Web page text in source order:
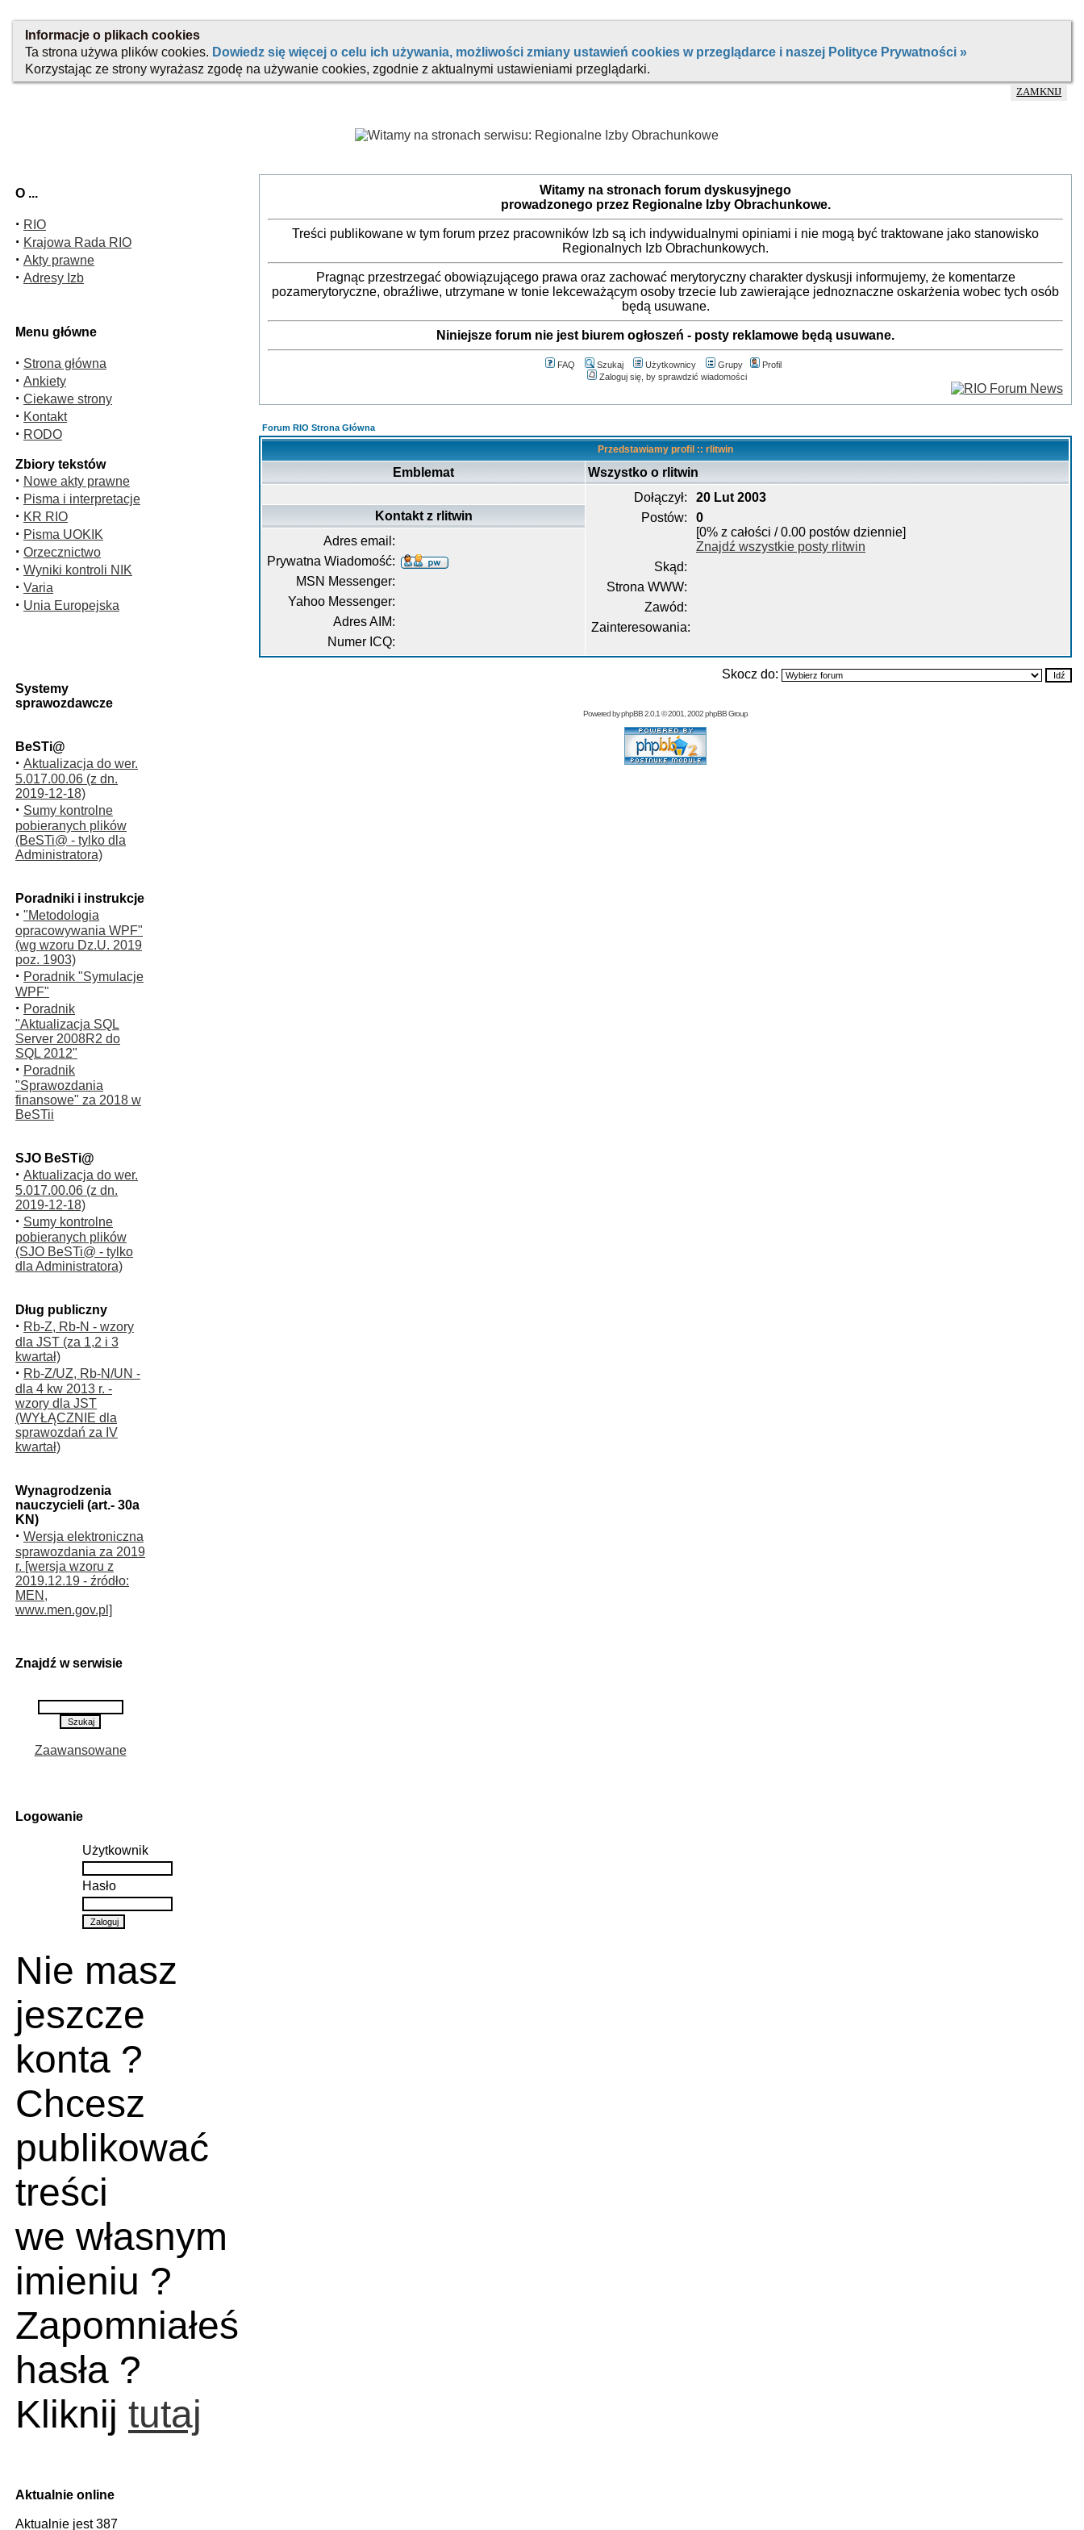
ZAMKNIJ
O ...
· RIO
· Krajowa Rada RIO
· Akty prawne
· Adresy Izb
Menu główne
· Strona główna
· Ankiety
· Ciekawe strony
· Kontakt
· RODO
Zbiory tekstów
· Nowe akty prawne
· Pisma i interpretacje
· KR RIO
· Pisma UOKIK
· Orzecznictwo
· Wyniki kontroli NIK
· Varia
· Unia Europejska
Systemy
sprawozdawcze
BeSTi@
· Aktualizacja do wer.
5.017.00.06 (z dn.
2019-12-18)
· Sumy kontrolne
pobieranych plików
(BeSTi@ - tylko dla
Administratora)
Poradniki i instrukcje
· "Metodologia
opracowywania WPF"
(wg wzoru Dz.U. 2019
poz. 1903)
· Poradnik "Symulacje
WPF"
· Poradnik
"Aktualizacja SQL
Server 2008R2 do
SQL 2012"
· Poradnik
"Sprawozdania
finansowe" za 2018 w
BeSTii
SJO BeSTi@
· Aktualizacja do wer.
5.017.00.06 (z dn.
2019-12-18)
· Sumy kontrolne
pobieranych plików
(SJO BeSTi@ - tylko
dla Administratora)
Dług publiczny
· Rb-Z, Rb-N - wzory
dla JST (za 1,2 i 3
kwartał)
· Rb-Z/UZ, Rb-N/UN -
dla 4 kw 2013 r. -
wzory dla JST
(WYŁĄCZNIE dla
sprawozdań za IV
kwartał)
Wynagrodzenia
nauczycieli (art.- 30a
KN)
· Wersja elektroniczna
sprawozdania za 2019
r. [wersja wzoru z
2019.12.19 - źródło:
MEN,
www.men.gov.pl]
Znajdź w serwisie
Zaawansowane
Logowanie
Użytkownik
Hasło
Nie masz
jeszcze
konta ?
Chcesz
publikować
treści
we własnym
imieniu ?
Zapomniałeś
hasła ?
Kliknij tutaj
Aktualnie online
Aktualnie jest 387
Witamy na stronach forum dyskusyjnego
prowadzonego przez Regionalne Izby Obrachunkowe.
Treści publikowane w tym forum przez pracowników Izb są ich indywidualnymi opiniami i nie mogą być traktowane jako stanowisko
Regionalnych Izb Obrachunkowych.
Pragnąc przestrzegać obowiązującego prawa oraz zachować merytoryczny charakter dyskusji informujemy, że komentarze
pozamerytoryczne, obraźliwe, utrzymane w tonie lekceważącym osoby trzecie lub zawierające jednoznaczne oskarżenia wobec tych osób
będą usuwane.
Niniejsze forum nie jest biurem ogłoszeń - posty reklamowe będą usuwane.
FAQ Szukaj Użytkownicy Grupy
Profil
Zaloguj się, by sprawdzić wiadomości
Forum RIO Strona Główna
Przedstawiamy profil :: rlitwin
Emblemat
Wszystko o rlitwin
Dołączył:
20 Lut 2003
Postów:
0
[0% z całości / 0.00 postów dziennie]
Znajdź wszystkie posty rlitwin
Skąd:
Strona WWW:
Zawód:
Zainteresowania:
Kontakt z rlitwin
Adres email:
Prywatna Wiadomość:
MSN Messenger:
Yahoo Messenger:
Adres AIM:
Numer ICQ:
Skocz do:
Powered byphpBB2.0.1 © 2001, 2002 phpBB Group